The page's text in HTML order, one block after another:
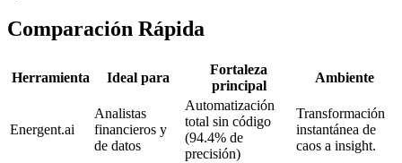
Comparación Rápida
Herramienta Ideal para
Fortaleza
principal
Ambiente
Energent.ai
Analistas
financieros y
de datos
Automatización
total sin código
(94.4% de
precisión)
Transformación
instantánea de
caos a insight.